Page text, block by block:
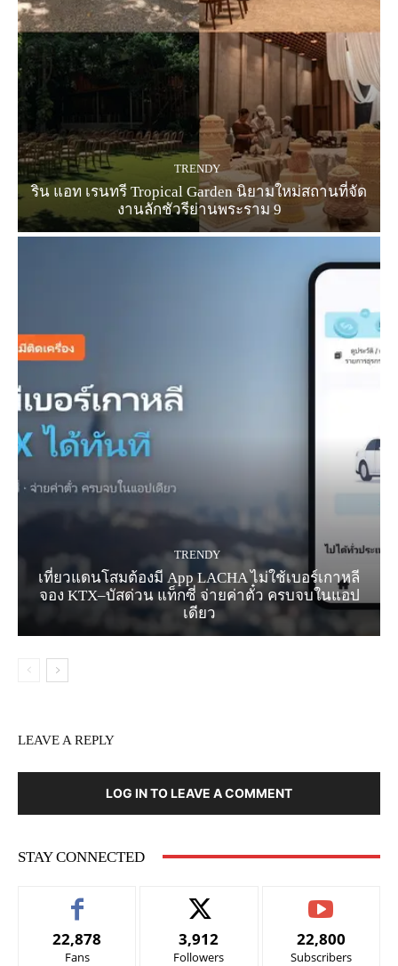
TRENDY
ริน แอท เรนทรี Tropical Garden นิยามใหม่สถานที่จัด
งานลักชัวรีย่านพระราม 9
TRENDY
เที่ยวแดนโสมต้องมี App LACHA ไม่ใช้เบอร์เกาหลี
จอง KTX–บัสด่วน แท็กซี่ จ่ายค่าตั๋ว ครบจบในแอป
เดียว
LEAVE A REPLY
LOG IN TO LEAVE A COMMENT
STAY CONNECTED
22,878
Fans
3,912
Followers
22,800
Subscribers